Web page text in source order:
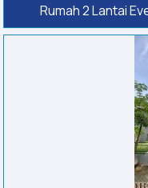
Rumah 2 Lantai